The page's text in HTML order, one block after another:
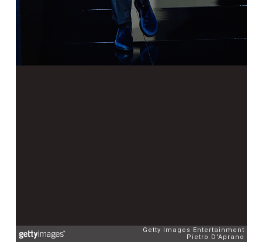
Getty Images Entertainment
Pietro D'Aprano